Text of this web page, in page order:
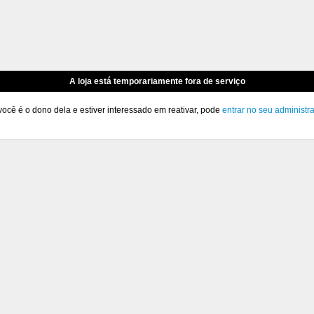
A loja está temporariamente fora de serviço
é o dono dela e estiver interessado em reativar, pode entrar no seu